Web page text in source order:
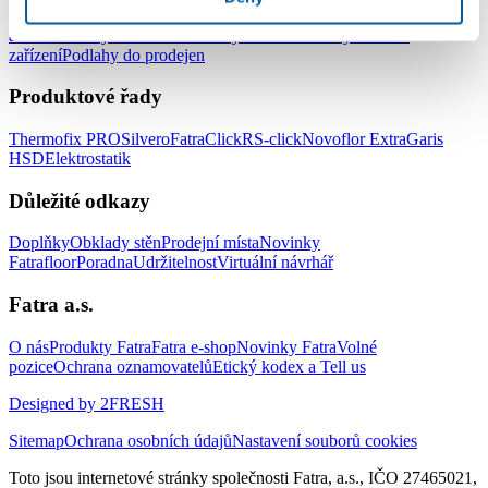
a zdravotnických zařízení
zařízeníPodlahy do prodejen
Produktové řady
Thermofix PROSilveroFatraClickRS-clickNovoflor ExtraGaris
HSDElektrostatik
Důležité odkazy
DoplňkyObklady stěnProdejní místaNovinky
FatrafloorPoradnaUdržitelnostVirtuální návrhář
Fatra a.s.
O násProdukty FatraFatra e-shopNovinky FatraVolné
poziceOchrana oznamovatelůEtický kodex a Tell us
Designed by 2FRESH
SitemapOchrana osobních údajůNastavení souborů cookies
Toto jsou internetové stránky společnosti Fatra, a.s., IČO 27465021,